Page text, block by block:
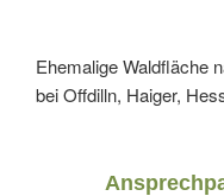
Ehemalige Waldfläche
bei Offdilln, Haiger,